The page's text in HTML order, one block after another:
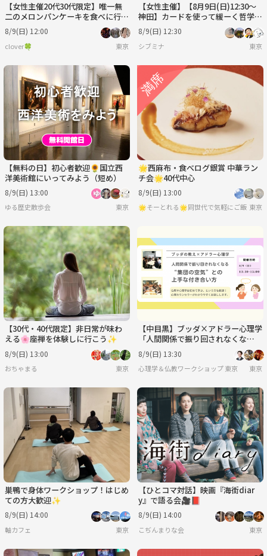
【女性主催20代30代限定】唯一無
二のメロンパンケーキを食べに行こ
う〜🍒🎈
8/9(日) 12:00
clover🍀 東京
【女性主催】【8月9日(日)12:30～
神田】カードを使って緩ーく哲学っ
ぽい事を話す会
8/9(日) 12:30
シブミナ 東京
【無料の日】初心者歓迎🌻国立西
洋美術館にいってみよう（短め）
8/9(日) 13:00
ゆる歴史散歩会 東京
🌟西麻布・食べログ銀賞 中華ラン
チ会🌟40代中心
8/9(日) 13:00
🌟そーとれる🌟同世代で気軽にご飯会東京
【30代・40代限定】非日常が味わ
える🌸座禅を体験しに行こう✨
8/9(日) 13:00
おちゃまる 東京
【中目黒】ブッダ×アドラー心理学
「人間関係で振り回されなくな
る、“集団の空気”との上手な付き
合い方」ワークショップ-東京
8/9(日) 13:30
心理学＆仏教ワークショップ 東京 東京
巣鴨で身体ワークショップ！はじめ
ての方大歓迎✨
8/9(日) 14:00
軸カフェ 東京
【ひとコマ対話】映画『海街diar
y』で語る会🎥📕
8/9(日) 14:00
こぢんまりな会 東京